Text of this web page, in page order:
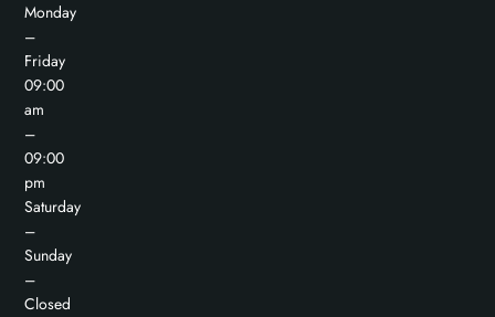
Monday
–
Friday
09:00
am
–
09:00
pm
Saturday
–
Sunday
–
Closed